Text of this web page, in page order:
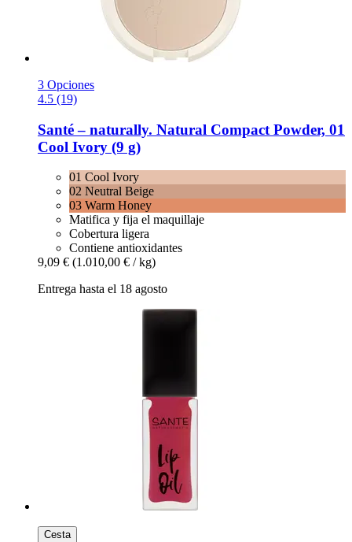
3 Opciones
4.5 (19)
Santé – naturally. Natural Compact Powder, 01
Cool Ivory (9 g)
01 Cool Ivory
02 Neutral Beige
03 Warm Honey
Matifica y fija el maquillaje
Cobertura ligera
Contiene antioxidantes
9,09 € (1.010,00 € / kg)
Entrega hasta el 18 agosto
Cesta